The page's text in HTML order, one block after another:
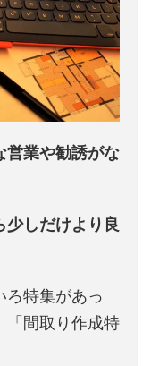
営業や勧誘がな
少しだけより良
ろ特集があっ
「間取り作成特